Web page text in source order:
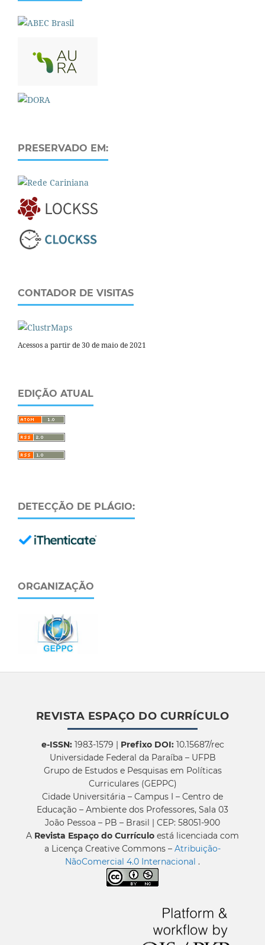
PRESERVADO EM:
CONTADOR DE VISITAS
Acessos a partir de 30 de maio de 2021
EDIÇÃO ATUAL
DETECÇÃO DE PLÁGIO:
ORGANIZAÇÃO
REVISTA ESPAÇO DO CURRÍCULO
e-ISSN:1983-1579 | Prefixo DOI:10.15687/rec
Universidade Federal da Paraíba – UFPB
Grupo de Estudos e Pesquisas em Políticas
Curriculares (GEPPC)
Cidade Universitária – Campus I – Centro de
Educação – Ambiente dos Professores, Sala 03
João Pessoa – PB – Brasil | CEP: 58051-900
A Revista Espaço do Currículo está licenciada com
a Licença Creative Commons – Atribuição-
NãoComercial 4.0 Internacional .